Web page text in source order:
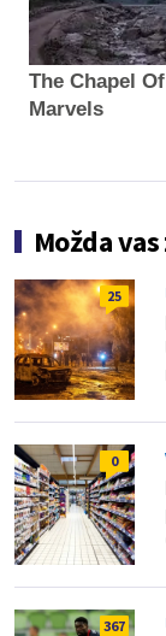
The Chapel
Marvels
Možda
25
0
367